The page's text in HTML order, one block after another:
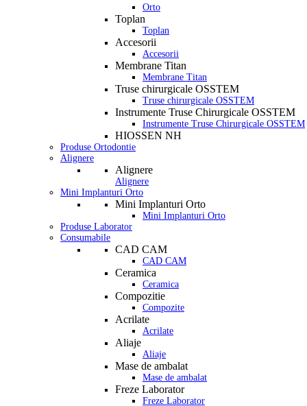
Orto
Toplan
Toplan
Accesorii
Accesorii
Membrane Titan
Membrane Titan
Truse chirurgicale OSSTEM
Truse chirurgicale OSSTEM
Instrumente Truse Chirurgicale OSSTEM
Instrumente Truse Chirurgicale OSSTEM
HIOSSEN NH
Produse Ortodontie
Alignere
Alignere
Alignere
Mini Implanturi Orto
Mini Implanturi Orto
Mini Implanturi Orto
Produse Laborator
Consumabile
CAD CAM
CAD CAM
Ceramica
Ceramica
Compozitie
Compozite
Acrilate
Acrilate
Aliaje
Aliaje
Mase de ambalat
Mase de ambalat
Freze Laborator
Freze Laborator